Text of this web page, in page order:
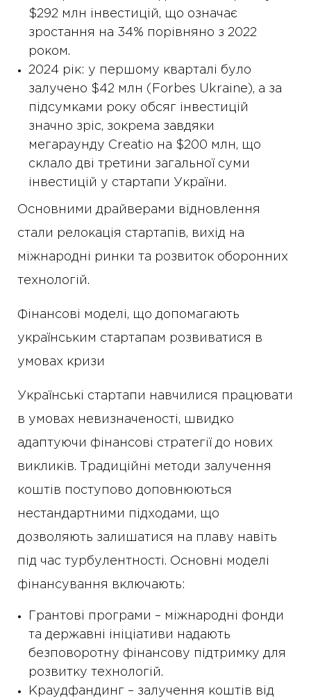
$292 млн інвестицій, що означає
зростання на 34% порівняно з 2022
роком.
2024 рік: у першому кварталі було
залучено $42 млн (Forbes Ukraine), а за
підсумками року обсяг інвестицій
значно зріс, зокрема завдяки
мегараунду Creatio на $200 млн, що
склало дві третини загальної суми
інвестицій у стартапи України.
Основними драйверами відновлення
стали релокація стартапів, вихід на
міжнародні ринки та розвиток оборонних
технологій.
Фінансові моделі, що допомагають
українським стартапам розвиватися в
умовах кризи
Українські стартапи навчилися працювати
в умовах невизначеності, швидко
адаптуючи фінансові стратегії до нових
викликів. Традиційні методи залучення
коштів поступово доповнюються
нестандартними підходами, що
дозволяють залишатися на плаву навіть
під час турбулентності. Основні моделі
фінансування включають:
Грантові програми – міжнародні фонди
та державні ініціативи надають
безповоротну фінансову підтримку для
розвитку технологій.
Краудфандинг – залучення коштів від